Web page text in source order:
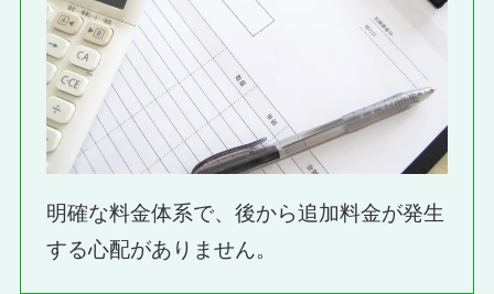
明確な料金体系で、後から追加料金が発生
する心配がありません。